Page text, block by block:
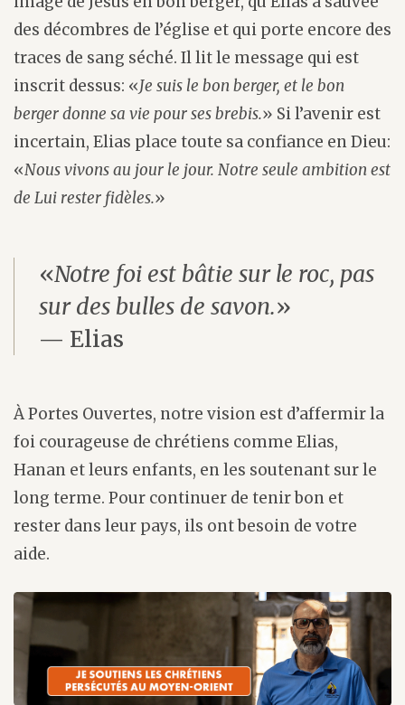
des décombres de l’église et qui porte encore des
traces de sang séché. Il lit le message qui est
inscrit dessus: «Je suis le bon berger, et le bon
berger donne sa vie pour ses brebis.» Si l’avenir est
incertain, Elias place toute sa confiance en Dieu:
«Nous vivons au jour le jour. Notre seule ambition est
de Lui rester fidèles.»
«Notre foi est bâtie sur le roc, pas
sur des bulles de savon.»
— Elias
À Portes Ouvertes, notre vision est d’affermir la
foi courageuse de chrétiens comme Elias,
Hanan et leurs enfants, en les soutenant sur le
long terme. Pour continuer de tenir bon et
rester dans leur pays, ils ont besoin de votre
aide.